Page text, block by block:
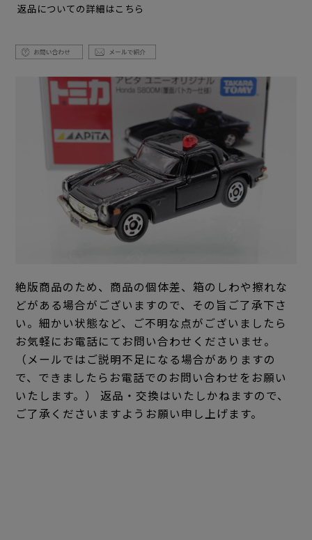
返品についての詳細はこちら
絶版商品のため、商品の個体差、箱のしわや擦れな
どがある場合がございますので、その旨ご了承下さ
い。細かい状態など、ご不明な点がございましたら
お気軽にお電話にてお問い合わせくださいませ。
（メールではご説明不足になる場合がありますの
で、できましたらお電話でのお問い合わせをお願い
いたします。） 返品・交換はいたしかねますので、
ご了承くださいますようお願い申し上げます。